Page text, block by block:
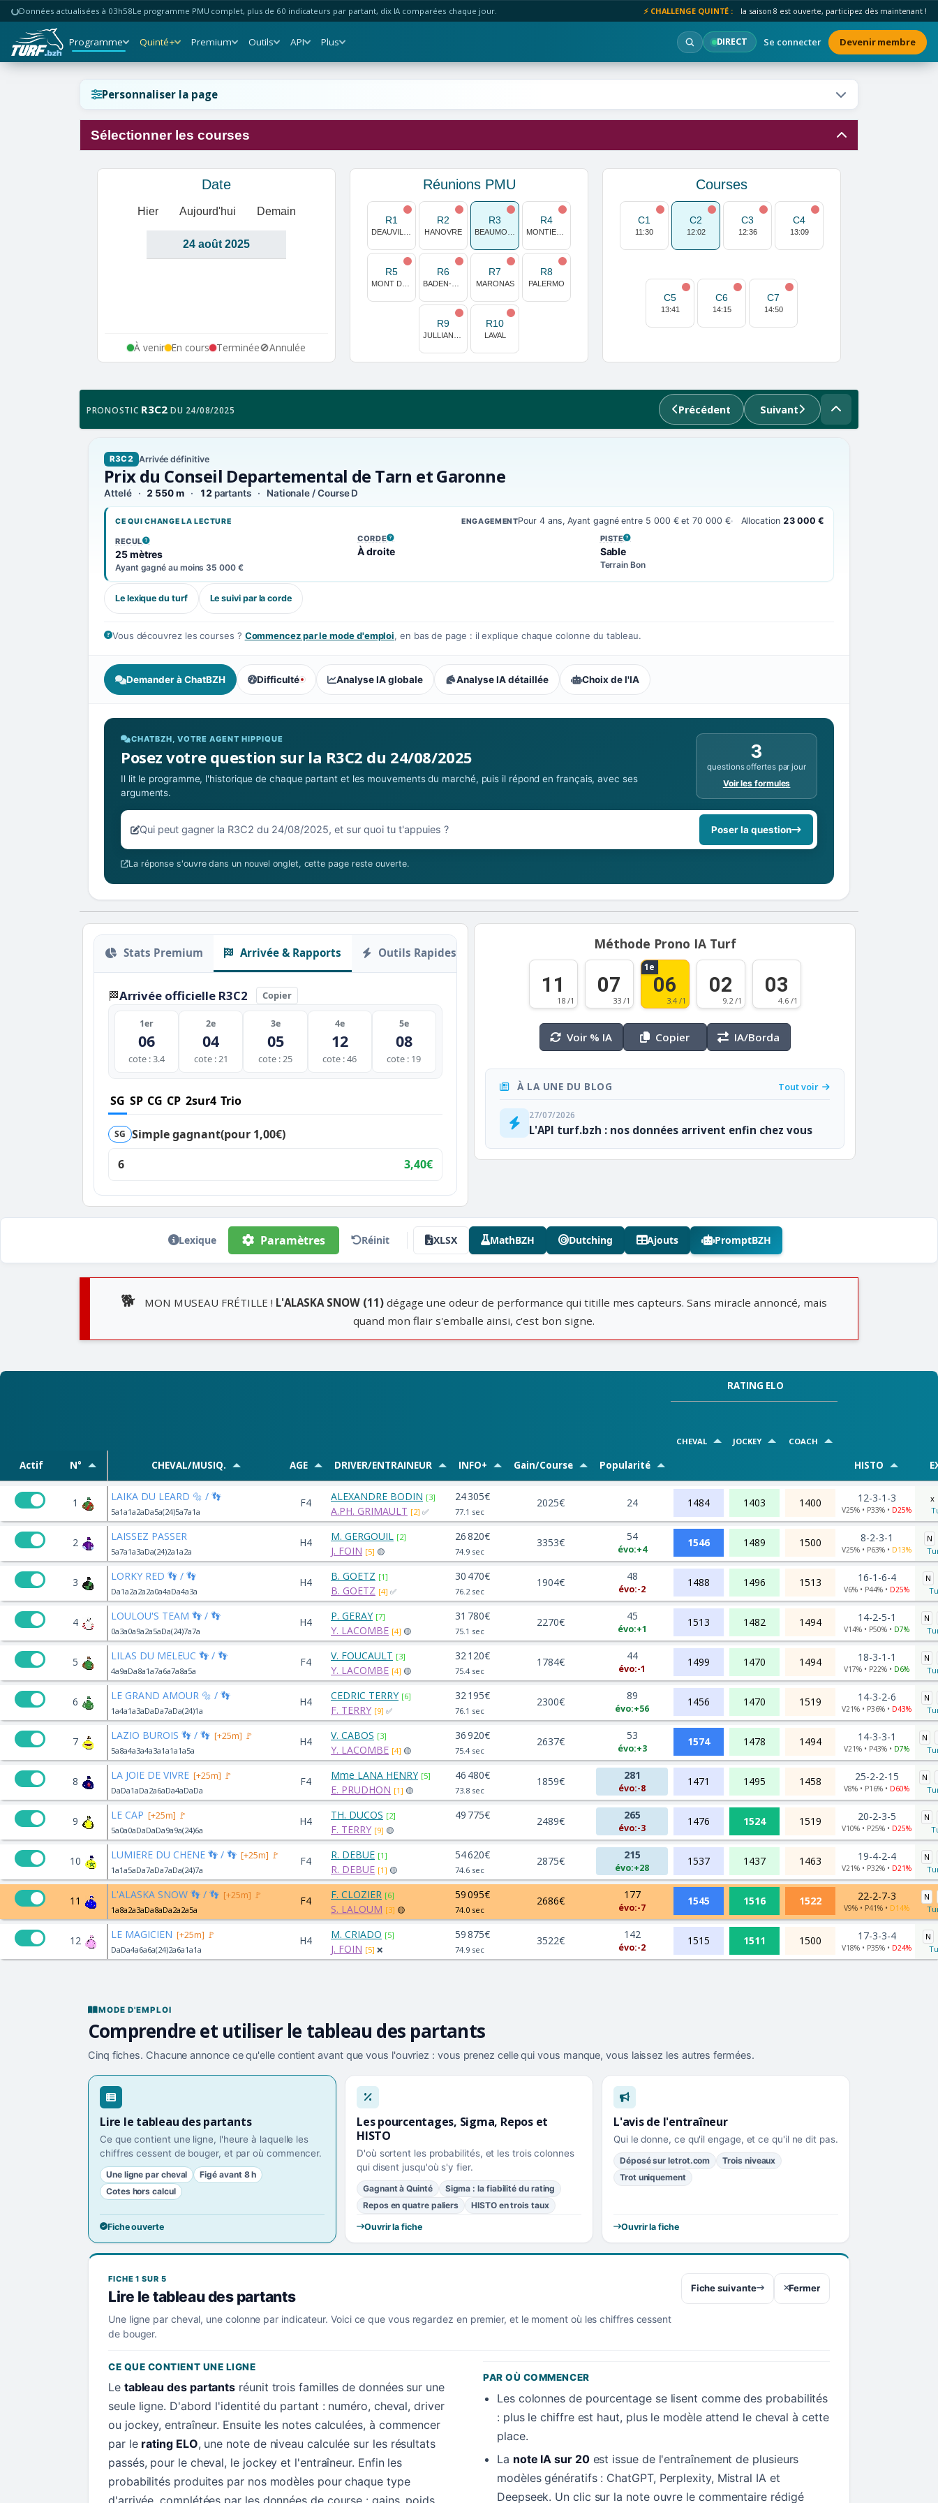
Données actualisées à 03h58Le programme PMU complet, plus de 60 indicateurs par partant, dix IA comparées chaque jour. ⚡ CHALLENGE QUINTÉ : la saison 8 est ouverte, participez dès maintenant !
Programme Quinté+ Premium Outils API Plus DIRECT Se connecter Devenir membre
Personnaliser la page
Sélectionner les courses
Date
Hier Aujourd'hui Demain
À venir En cours Terminée🚫Annulée
Réunions PMU
R1 R2
HANOVRE
R3 R4
R5 R6 R7
MARONAS
R8
PALERMO
R9 R10
LAVAL
Courses
C1
11:30
C2
12:02
C3
12:36
C4
13:09
C5
13:41
C6
14:15
C7
14:50
PRONOSTIC R3C2 DU 24/08/2025 Précédent Suivant
R3C2 Arrivée définitive
Prix du Conseil Departemental de Tarn et Garonne
Attelé 2 550 m 12 partants Nationale / Course D
CE QUI CHANGE LA LECTURE ENGAGEMENTPour 4 ans, Ayant gagné entre 5 000 € et 70 000 € Allocation 23 000 €
RECUL
, VOIR LA DÉFINITION
25 mètres
Ayant gagné au moins 35 000 €
CORDE
, VOIR LA DÉFINITION
À droite
PISTE
, VOIR LA DÉFINITION
Sable
Terrain Bon
Le lexique du turf Le suivi par la corde
Vous découvrez les courses ? Commencez par le mode d'emploi, en bas de page : il explique chaque colonne du tableau.
Demander à ChatBZH Difficulté
, tendance des parieurs : Extrême
Analyse IA globale Analyse IA détaillée Choix de l'IA
CHATBZH, VOTRE AGENT HIPPIQUE
Posez votre question sur la R3C2 du 24/08/2025
Il lit le programme, l'historique de chaque partant et les mouvements du marché, puis il répond en français, avec ses
arguments.
3
questions offertes par jour
Voir les formules
Votre question sur la R3C2 du 24/08/2025
Poser la question
La réponse s'ouvre dans un nouvel onglet, cette page reste ouverte.
Stats Premium Arrivée & Rapports Outils Rapides
🏁Arrivée officielle R3C2 Copier
1er
06
cote : 3.4
2e
04
cote : 21
3e
05
cote : 25
4e
12
cote : 46
5e
08
cote : 19
SG SP CG CP 2sur4 Trio
SG Simple gagnant(pour 1,00€)
6
3,40€
Méthode Prono IA Turf
11
18 /1
07
33 /1
1e
06
3.4 /1
02
9.2 /1
03
4.6 /1
Voir % IA Copier IA/Borda
À LA UNE DU BLOG Tout voir
27/07/2026
L'API turf.bzh : nos données arrivent enfin chez vous
Lexique Paramètres Réinit XLSX MathBZH Dutching Ajouts PromptBZH
🐕 MON MUSEAU FRÉTILLE ! L'ALASKA SNOW (11) dégage une odeur de performance qui titille mes capteurs. Sans miracle annoncé, mais
quand mon flair s'emballe ainsi, c'est bon signe.
Actif N° CHEVAL/MUSIQ. AGE DRIVER/ENTRAINEUR INFO+ Gain/Course Popularité
RATING ELO
CHEVAL JOCKEY COACH
HISTO
1 LAIKA DU LEARD 🔩 / 👣
5a1a1a2aDa5a(24)5a7a1a
F4 ALEXANDRE BODIN [3]
A.PH. GRIMAULT [2] ✅
24 305€
77.1 sec
2025€ 24 1484 1403 1400 12-3-1-3
V25% • P33% • D25%
x
2 LAISSEZ PASSER
5a7a1a3aDa(24)2a1a2a
H4 M. GERGOUIL [2]
J. FOIN [5] 🟡
26 820€
74.9 sec
3353€ 54
évo:+4
1546 1489 1500 8-2-3-1
V25% • P63% • D13%
N
3 LORKY RED 👣 / 👣
Da1a2a2a2a0a4aDa4a3a
H4 B. GOETZ [1]
B. GOETZ [4] ✅
30 470€
76.2 sec
1904€ 48
évo:-2
1488 1496 1513 16-1-6-4
V6% • P44% • D25%
N
4 LOULOU'S TEAM 👣 / 👣
0a3a0a9a2a5aDa(24)7a7a
H4 P. GERAY [7]
Y. LACOMBE [4] 🟡
31 780€
75.1 sec
2270€ 45
évo:+1
1513 1482 1494 14-2-5-1
V14% • P50% • D7%
N
5 LILAS DU MELEUC 👣 / 👣
4a9aDa8a1a7a6a7a8a5a
F4 V. FOUCAULT [3]
Y. LACOMBE [4] 🟡
32 120€
75.4 sec
1784€ 44
évo:-1
1499 1470 1494 18-3-1-1
V17% • P22% • D6%
N
6 LE GRAND AMOUR 🔩 / 👣
1a4a1a3aDaDa7aDa(24)1a
H4 CEDRIC TERRY [6]
F. TERRY [9] ✅
32 195€
76.1 sec
2300€ 89
évo:+56
1456 1470 1519 14-3-2-6
V21% • P36% • D43%
N
7 LAZIO BUROIS 👣 / 👣 [+25m] 🚩
5a8a4a3a4a3a1a1a1a5a
H4 V. CABOS [3]
Y. LACOMBE [4] 🟡
36 920€
75.4 sec
2637€ 53
évo:+3
1574 1478 1494 14-3-3-1
V21% • P43% • D7%
N
8 LA JOIE DE VIVRE [+25m] 🚩
DaDa1aDa2a6aDa4aDaDa
F4 Mme LANA HENRY [5]
E. PRUDHON [1] 🟡
46 480€
73.8 sec
1859€ 281
évo:-8
1471 1495 1458 25-2-2-15
V8% • P16% • D60%
N
9 LE CAP [+25m] 🚩
5a0a0aDaDaDa9a9a(24)6a
H4 TH. DUCOS [2]
F. TERRY [9] 🟡
49 775€ 2489€ 265
évo:-3
1476 1524 1519 20-2-3-5
V10% • P25% • D25%
N
10 LUMIERE DU CHENE 👣 / 👣 [+25m] 🚩
1a1a5aDa7aDa7aDa(24)7a
F4 R. DEBUE [1]
R. DEBUE [1] 🟡
54 620€
74.6 sec
2875€ 215
évo:+28
1537 1437 1463 19-4-2-4
V21% • P32% • D21%
N
11 L'ALASKA SNOW 👣 / 👣 [+25m] 🚩
1a8a2a3aDa8aDa2a2a5a
F4 F. CLOZIER [6]
S. LALOUM [3] 🟡
59 095€
74.0 sec
2686€ 177
évo:-7
1545 1516 1522 22-2-7-3
V9% • P41% • D14%
N
12 LE MAGICIEN [+25m] 🚩
DaDa4a6a6a(24)2a6a1a1a
H4 M. CRIADO [5]
J. FOIN [5] ❌
59 875€
74.9 sec
3522€ 142
évo:-2
1515 1511 1500 17-3-3-4
V18% • P35% • D24%
N
MODE D'EMPLOI
Comprendre et utiliser le tableau des partants
Cinq fiches. Chacune annonce ce qu'elle contient avant que vous l'ouvriez : vous prenez celle qui vous manque, vous laissez les autres fermées.
Lire le tableau des partants
Ce que contient une ligne, l'heure à laquelle les
chiffres cessent de bouger, et par où commencer.
Une ligne par cheval
Figé avant 8 h
Cotes hors calcul
Fiche ouverte
Les pourcentages, Sigma, Repos et
HISTO
D'où sortent les probabilités, et les trois colonnes
qui disent jusqu'où s'y fier.
Gagnant à Quinté
Sigma : la fiabilité du rating
Repos en quatre paliers
HISTO en trois taux
Ouvrir la fiche
L'avis de l'entraîneur
Qui le donne, ce qu'il engage, et ce qu'il ne dit pas.
Déposé sur letrot.com
Trois niveaux
Trot uniquement
Ouvrir la fiche
FICHE 1 SUR 5
Lire le tableau des partants
Une ligne par cheval, une colonne par indicateur. Voici ce que vous regardez en premier, et le moment où les chiffres cessent
de bouger.
Fiche suivante Fermer
CE QUE CONTIENT UNE LIGNE
Le tableau des partants réunit trois familles de données sur une
seule ligne. D'abord l'identité du partant : numéro, cheval, driver
ou jockey, entraîneur. Ensuite les notes calculées, à commencer
par le rating ELO, une note de niveau calculée sur les résultats
passés, pour le cheval, le jockey et l'entraîneur. Enfin les
probabilités produites par nos modèles pour chaque type
d'arrivée, complétées par les données de course : gains, poids,
PAR OÙ COMMENCER
Les colonnes de pourcentage se lisent comme des probabilités
: plus le chiffre est haut, plus le modèle attend le cheval à cette
place.
La note IA sur 20est issue de l'entraînement de plusieurs
modèles génératifs : ChatGPT, Perplexity, Mistral IA et
Deepseek. Un clic sur la note ouvre le commentaire rédigé
Réinitialiser l'affichage ?
Annuler